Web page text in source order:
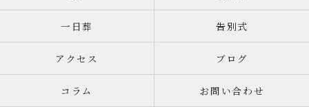
一日葬 告別式
アクセス ブログ
コラム お問い合わせ